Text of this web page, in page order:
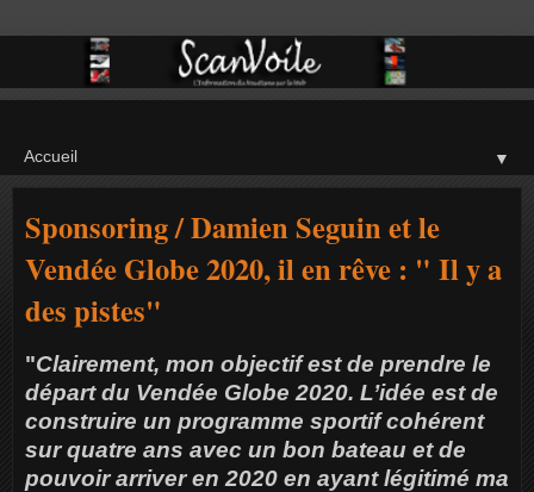
▼
Sponsoring / Damien Seguin et le
Vendée Globe 2020, il en rêve : " Il y a
des pistes"
"Clairement, mon objectif est de prendre le
départ du Vendée Globe 2020. L’idée est de
construire un programme sportif cohérent
sur quatre ans avec un bon bateau et de
pouvoir arriver en 2020 en ayant légitimé ma